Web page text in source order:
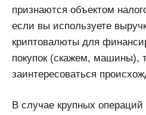
признаются объектом
если вы используете
криптовалюты для
покупок (скажем, машины),
заинтересоваться
В случае крупных